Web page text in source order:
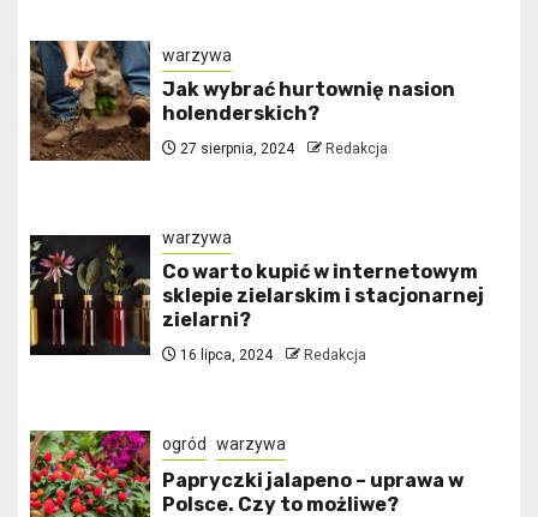
warzywa
Jak wybrać hurtownię nasion
holenderskich?
27 sierpnia, 2024 Redakcja
warzywa
Co warto kupić w internetowym
sklepie zielarskim i stacjonarnej
zielarni?
16 lipca, 2024 Redakcja
ogród warzywa
Papryczki jalapeno – uprawa w
Polsce. Czy to możliwe?